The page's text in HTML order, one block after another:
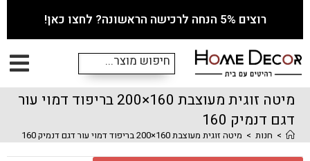
רוצים 5% הנחה לרכישה הראשונה? לחצו כאן!
מיטה זוגית מעוצבת 160×200 בריפוד דמוי עור
דגם דנמיק 160
> חנות > מיטה זוגית מעוצבת 160×200 בריפוד דמוי עור דגם דנמיק 160